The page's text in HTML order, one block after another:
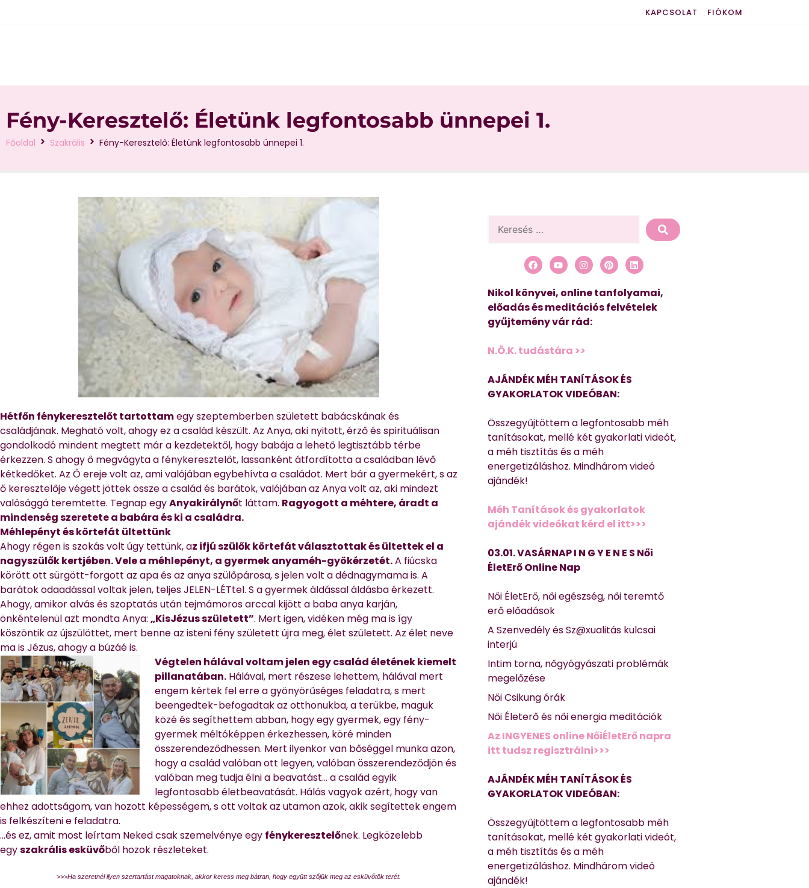
KAPCSOLAT FIÓKOM
Fény-Keresztelő: Életünk legfontosabb ünnepei 1.
Főoldal Szakrális Fény-Keresztelő: Életünk legfontosabb ünnepei 1.
Hétfőn fénykeresztelőt tartottamegy szeptemberben született babácskának és
családjának. Megható volt, ahogy ez a család készült. Az Anya, aki nyitott, érző és spirituálisan
gondolkodó mindent megtett már a kezdetektől, hogy babája a lehető legtisztább térbe
érkezzen. S ahogy ő megvágyta a fénykeresztelőt, lassanként átfordította a családban lévő
kétkedőket. Az Ő ereje volt az, ami valójában egybehívta a családot. Mert bár a gyermekért, s az
ő keresztelője végett jöttek össze a család és barátok, valójában az Anya volt az, aki mindezt
valósággá teremtette. Tegnap egyAnyakirálynőt láttam. Ragyogott a méhtere, áradt a
mindenség szeretete a babára és ki a családra.
Méhlepényt és körtefát ültettünk
Ahogy régen is szokás volt úgy tettünk, az ifjú szülők körtefát választottak és ültettek el a
nagyszülők kertjében. Vele a méhlepényt, a gyermek anyaméh-gyökérzetét.A fiúcska
körött ott sürgött-forgott az apa és az anya szülőpárosa, s jelen volt a dédnagymama is. A
barátok odaadással voltak jelen, teljes JELEN-LÉTtel. S a gyermek áldással áldásba érkezett.
Ahogy, amikor alvás és szoptatás után tejmámoros arccal kijött a baba anya karján,
önkéntelenül azt mondta Anya: „KisJézus született”. Mert igen, vidéken még ma is így
köszöntik az újszülöttet, mert benne az isteni fény született újra meg, élet született. Az élet neve
ma is Jézus, ahogy a búzáé is.
Végtelen hálával voltam jelen egy család életének kiemelt
pillanatában. Hálával, mert részese lehettem, hálával mert
engem kértek fel erre a gyönyörűséges feladatra, s mert
beengedtek-befogadtak az otthonukba, a terükbe, maguk
közé és segíthettem abban, hogy egy gyermek, egy fény-
gyermek méltóképpen érkezhessen, köré minden
összerendeződhessen. Mert ilyenkor van bőséggel munka azon,
hogy a család valóban ott legyen, valóban összerendeződjön és
valóban meg tudja élni a beavatást… a család egyik
legfontosabb életbeavatását. Hálás vagyok azért, hogy van
ehhez adottságom, van hozott képességem, s ott voltak az utamon azok, akik segítettek engem
is felkészíteni e feladatra.
…és ez, amit most leírtam Neked csak szemelvénye egy fénykeresztelőnek. Legközelebb
egyszakrális esküvőből hozok részleteket.
>>>Ha szeretnél ilyen szertartást magatoknak, akkor keress meg bátran, hogy együtt szőjük meg az esküvőtök terét.
Nikol könyvei, online tanfolyamai,
előadás és meditációs felvételek
gyűjtemény vár rád:
N.Ö.K. tudástára >>
AJÁNDÉK MÉH TANÍTÁSOK ÉS
GYAKORLATOK VIDEÓBAN:
Összegyűjtöttem a legfontosabb méh
tanításokat, mellé két gyakorlati videót,
a méh tisztítás és a méh
energetizáláshoz. Mindhárom videó
ajándék!
Méh Tanítások és gyakorlatok
ajándék videókat kérd el itt>>>
03.01. VASÁRNAP I N G Y E N E S Női
ÉletErő Online Nap
Női ÉletErő, női egészség, női teremtő
erő előadások
A Szenvedély és Sz@xualitás kulcsai
interjú
Intim torna, nőgyógyászati problémák
megelőzése
Női Csikung órák
Női Életerő és női energia meditációk
Az INGYENES online NőiÉletErő napra
itt tudsz regisztrálni>>>
AJÁNDÉK MÉH TANÍTÁSOK ÉS
GYAKORLATOK VIDEÓBAN:
Összegyűjtöttem a legfontosabb méh
tanításokat, mellé két gyakorlati videót,
a méh tisztítás és a méh
energetizáláshoz. Mindhárom videó
ajándék!